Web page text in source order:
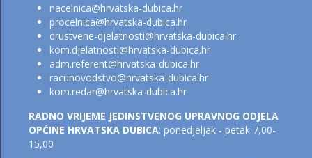
nacelnica@hrvatska-dubica.hr
procelnica@hrvatska-dubica.hr
drustvene-djelatnosti@hrvatska-dubica.hr
kom.djelatnosti@hrvatska-dubica.hr
adm.referent@hrvatska-dubica.hr
racunovodstvo@hrvatska-dubica.hr
kom.redar@hrvatska-dubica.hr
RADNO VRIJEME JEDINSTVENOG UPRAVNOG ODJELA
OPĆINE HRVATSKA DUBICA: ponedjeljak - petak 7,00-
15,00